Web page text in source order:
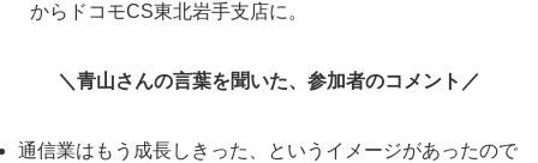
からドコモCS東北岩手支店に。
＼青山さんの言葉を聞いた、参加者のコメント／
通信業はもう成長しきった、というイメージがあったので